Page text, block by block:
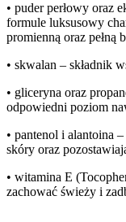
• puder perłowy oraz
formule luksusowy
promienną oraz pełną
• skwalan – składnik
• gliceryna oraz
odpowiedni poziom
• pantenol i alantoina
skóry oraz
• witamina E
zachować świeży i